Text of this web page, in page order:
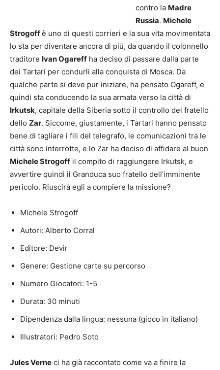
contro la Madre
Russia. Michele
Strogoffè uno di questi corrieri e la sua vita movimentata
lo sta per diventare ancora di più, da quando il colonnello
traditore Ivan Ogareff ha deciso di passare dalla parte
dei Tartari per condurli alla conquista di Mosca. Da
qualche parte si deve pur iniziare, ha pensato Ogareff, e
quindi sta conducendo la sua armata verso la città di
Irkutsk, capitale della Siberia sotto il controllo del fratello
dello Zar. Siccome, giustamente, i Tartari hanno pensato
bene di tagliare i fili del telegrafo, le comunicazioni tra le
città sono interrotte, e lo Zar ha deciso di affidare al buon
Michele Strogoff il compito di raggiungere Irkutsk, e
avvertire quindi il Granduca suo fratello dell’imminente
pericolo. Riuscirà egli a compiere la missione?
Michele Strogoff
Autori: Alberto Corral
Editore: Devir
Genere: Gestione carte su percorso
Numero Giocatori: 1-5
Durata: 30 minuti
Dipendenza dalla lingua: nessuna (gioco in italiano)
Illustratori: Pedro Soto
Jules Verne ci ha già raccontato come va a finire la